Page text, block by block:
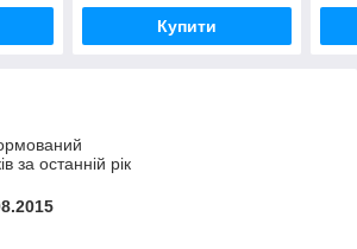
Купити
за останній рік